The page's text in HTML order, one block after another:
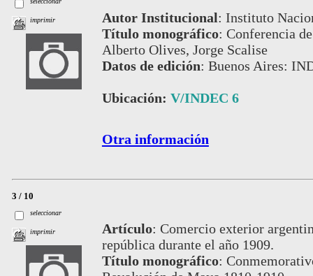
imprimir Autor Institucional: Instituto
Título monográfico: Conferencia
Alberto Olives, Jorge Scalise
Datos de edición: Buenos Aires:
Ubicación: V/INDEC 6
Otra información
3 / 10
seleccionar
imprimir Artículo: Comercio exterior
república durante el año 1909.
Título monográfico: